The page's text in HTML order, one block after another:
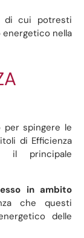
di cui potresti
nella
spingere le
di Efficienza
il principale
in ambito
che questi
delle